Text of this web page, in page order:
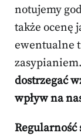
notujemy
także ocenę
ewentualne
zasypianiem.
dostrzegać
wpływ na
Regularność